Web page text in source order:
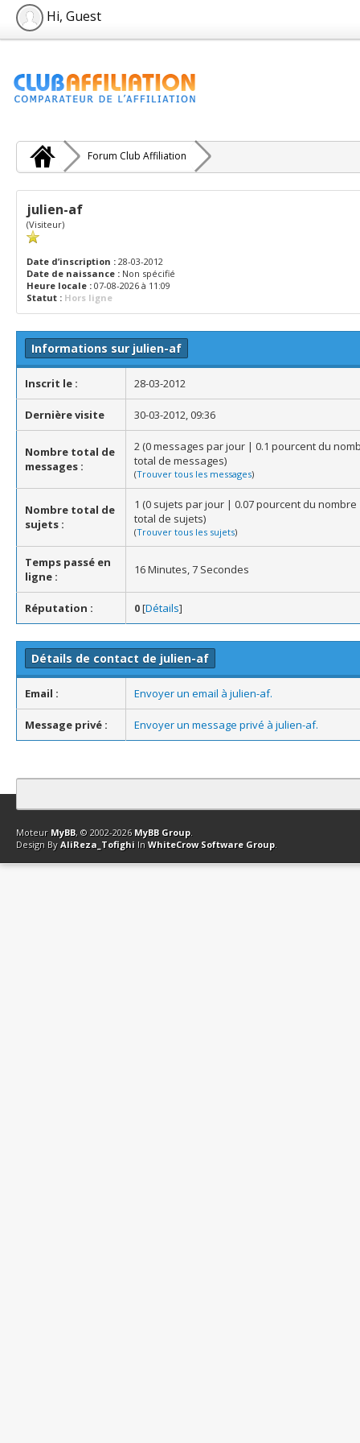
Hi, Guest
Forum Club Affiliation
julien-af
(Visiteur)
Date d’inscription : 28-03-2012
Date de naissance : Non spécifié
Heure locale : 07-08-2026 à 11:09
Statut : Hors ligne
Informations sur julien-af
Inscrit le : 28-03-2012
Dernière visite 30-03-2012, 09:36
Nombre total de
messages :
2 (0 messages par jour | 0.1 pourcent du
total de messages)
(Trouver tous les messages)
Nombre total de
sujets :
1 (0 sujets par jour | 0.07 pourcent du nombre
total de sujets)
(Trouver tous les sujets)
Temps passé en
ligne :
16 Minutes, 7 Secondes
Réputation : 0[Détails]
Détails de contact de julien-af
Email : Envoyer un email à julien-af.
Message privé : Envoyer un message privé à julien-af.
Contact Club Affiliation Retourner en haut Version bas-débit
Moteur MyBB, © 2002-2026 MyBB Group.
Design By AliReza_Tofighi In WhiteCrow Software Group.